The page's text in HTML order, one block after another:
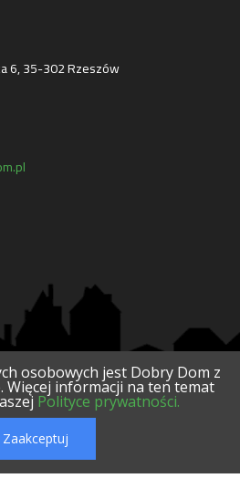
6, 35-302 Rzeszów
SERWISY POLECANE FIRMY
WSZELKIE PRAWA ZASTRZEŻONE.
osobowych jest Dobry Dom z
Więcej informacji na ten temat
Polityce prywatności.
Zaakceptuj